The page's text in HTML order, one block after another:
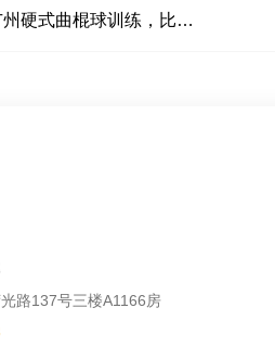
青少年
硬式曲棍球训练，比高
路137号三楼A1166房